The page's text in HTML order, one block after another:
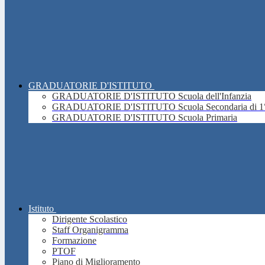
GRADUATORIE D'ISTITUTO
GRADUATORIE D'ISTITUTO Scuola dell'Infanzia
GRADUATORIE D'ISTITUTO Scuola Secondaria di
GRADUATORIE D'ISTITUTO Scuola Primaria
Istituto
Dirigente Scolastico
Staff Organigramma
Formazione
PTOF
Piano di Miglioramento